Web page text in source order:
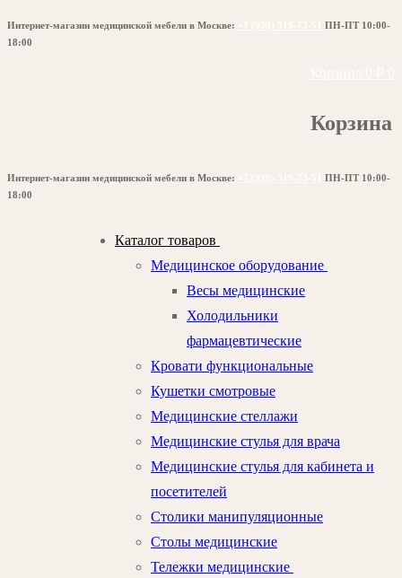
Перейти
к
Меню
Закрыть
Интернет-магазин медицинской мебели в Москве:
ПН-ПТ 10:00-
18:00
Корзина
Интернет-магазин медицинской мебели в Москве:
ПН-ПТ 10:00-
18:00
Каталог товаров
Медицинское оборудование
Весы медицинские
Холодильники
фармацевтические
Кровати функциональные
Кушетки смотровые
Медицинские стеллажи
Медицинские стулья для врача
Медицинские стулья для кабинета и
посетителей
Столики манипуляционные
Столы медицинские
Тележки медицинские